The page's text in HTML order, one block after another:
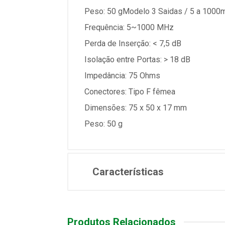
Peso: 50 gModelo 3 Saidas / 5 a
Frequência: 5~1000 MHz
Perda de Inserção: < 7,5 dB
Isolação entre Portas: > 18 dB
Impedância: 75 Ohms
Conectores: Tipo F fêmea
Dimensões: 75 x 50 x 17 mm
Peso: 50 g
Características
Produtos Relacionados